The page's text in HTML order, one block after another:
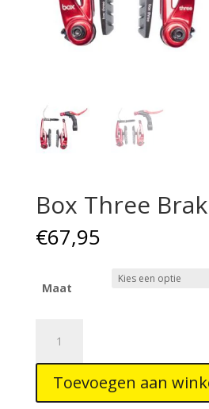
Box Three
€67,95
Maat
Three
Brake
Red
Toevoegen aan